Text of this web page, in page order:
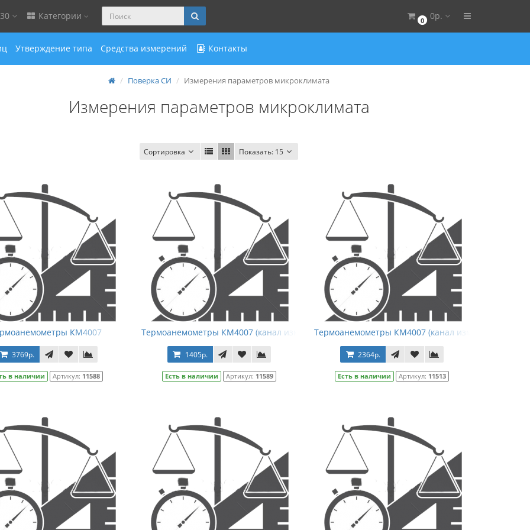
Категории 0 0р.
Утверждение типа Средства измерений Контакты
Поверка СИ Измерения параметров микроклимата
Измерения параметров микроклимата
Сортировка Показать: 15
КМ4007
3769р.
в наличии Артикул: 11588
Термоанемометры КМ4007 (канал измерения температуры)
1405р.
Есть в наличии Артикул: 11589
Термоанемометры КМ4007 (канал измерения
2364р.
Есть в наличии Артикул: 11513